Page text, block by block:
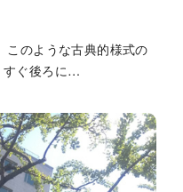
このような古典的様式の
すぐ後ろに…